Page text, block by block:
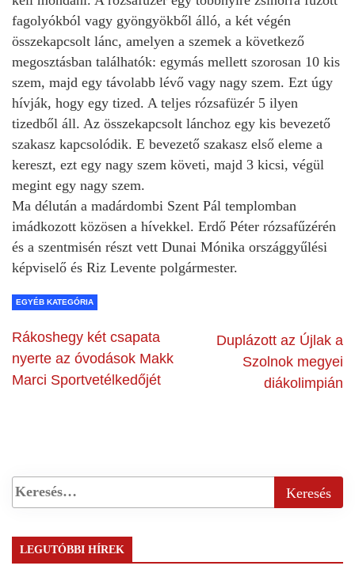
fagolyókból vagy gyöngyökből álló, a két végén
összekapcsolt lánc, amelyen a szemek a következő
megosztásban találhatók: egymás mellett szorosan 10 kis
szem, majd egy távolabb lévő vagy nagy szem. Ezt úgy
hívják, hogy egy tized. A teljes rózsafüzér 5 ilyen
tizedből áll. Az összekapcsolt lánchoz egy kis bevezető
szakasz kapcsolódik. E bevezető szakasz első eleme a
kereszt, ezt egy nagy szem követi, majd 3 kicsi, végül
megint egy nagy szem.
Ma délután a madárdombi Szent Pál templomban
imádkozott közösen a hívekkel. Erdő Péter rózsafűzérén
és a szentmisén részt vett Dunai Mónika országgyűlési
képviselő és Riz Levente polgármester.
EGYÉB KATEGÓRIA
Rákoshegy két csapata
nyerte az óvodások Makk
Marci Sportvetélkedőjét
Duplázott az Újlak a
Szolnok megyei
diákolimpián
LEGUTÓBBI HÍREK